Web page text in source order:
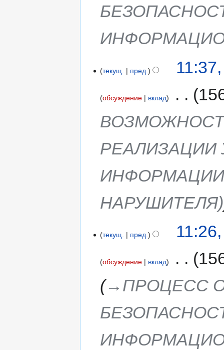
текущ. пред.
обсуждение вклад
РЕАЛИЗАЦИИ
ИНФОРМАЦИИ
НАРУШИТЕЛЯ)
текущ. пред.
обсуждение вклад
→‎ПРОЦЕСС